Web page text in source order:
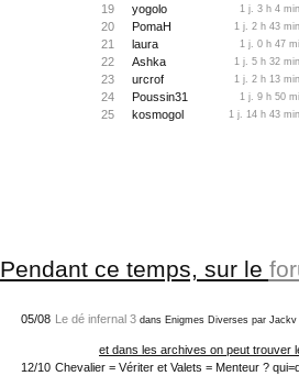
19 yogolo 1 j. 3 h 4
20 PomaH 1 j. 2 h 43
21 laura 1 j. 0 h 47
22 Ashka 1 j. 5 h 32
23 urcrof 1 j. 2 h 13
24 Poussin31 1 j. 9 h 50
25 kosmogol 1 j. 14 h 43
Pendant ce temps, sur le
05/08 Le dé infernal 3 dans Enigmes Diverses par
et dans les archives on peut trouver
12/10 Chevalier = Vériter et Valets = Menteur ?